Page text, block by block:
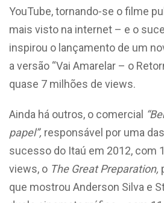
YouTube, tornando-se o filme
mais visto na internet – e o
inspirou o lançamento de um
a versão “Vai Amarelar – o
quase 7 milhões de views.
Ainda há outros, o comercial
papel”, responsável por uma
sucesso do Itaú em 2012, com
views, o The Great Preparation,
que mostrou Anderson Silva e